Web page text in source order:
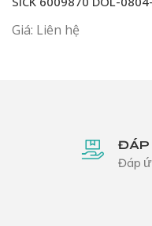
Giá: Liên hệ
ĐÁP
Đáp